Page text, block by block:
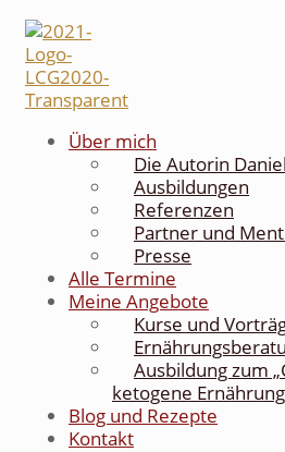
Über mich
Die Autorin
Ausbildungen
Referenzen
Partner und
Presse
Alle Termine
Meine Angebote
Kurse und
Ausbildung zum
ketogene
Blog und Rezepte
Kontakt